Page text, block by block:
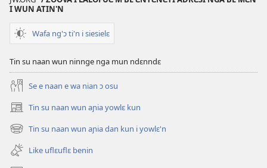
I WUN ATIN'N
Wafa ng'ɔ ti'n i siesielɛ
Tin su naan wun ninnge nga mun ndɛnndɛ
Se e naan e wa nian ɔ osu
Tin su naan wun aɲia yowlɛ kun
(opens
new
window)
Tin su naan wun aɲia dan kun i yowlɛ'n
(opens
new
window)
Like uflɛuflɛ benin